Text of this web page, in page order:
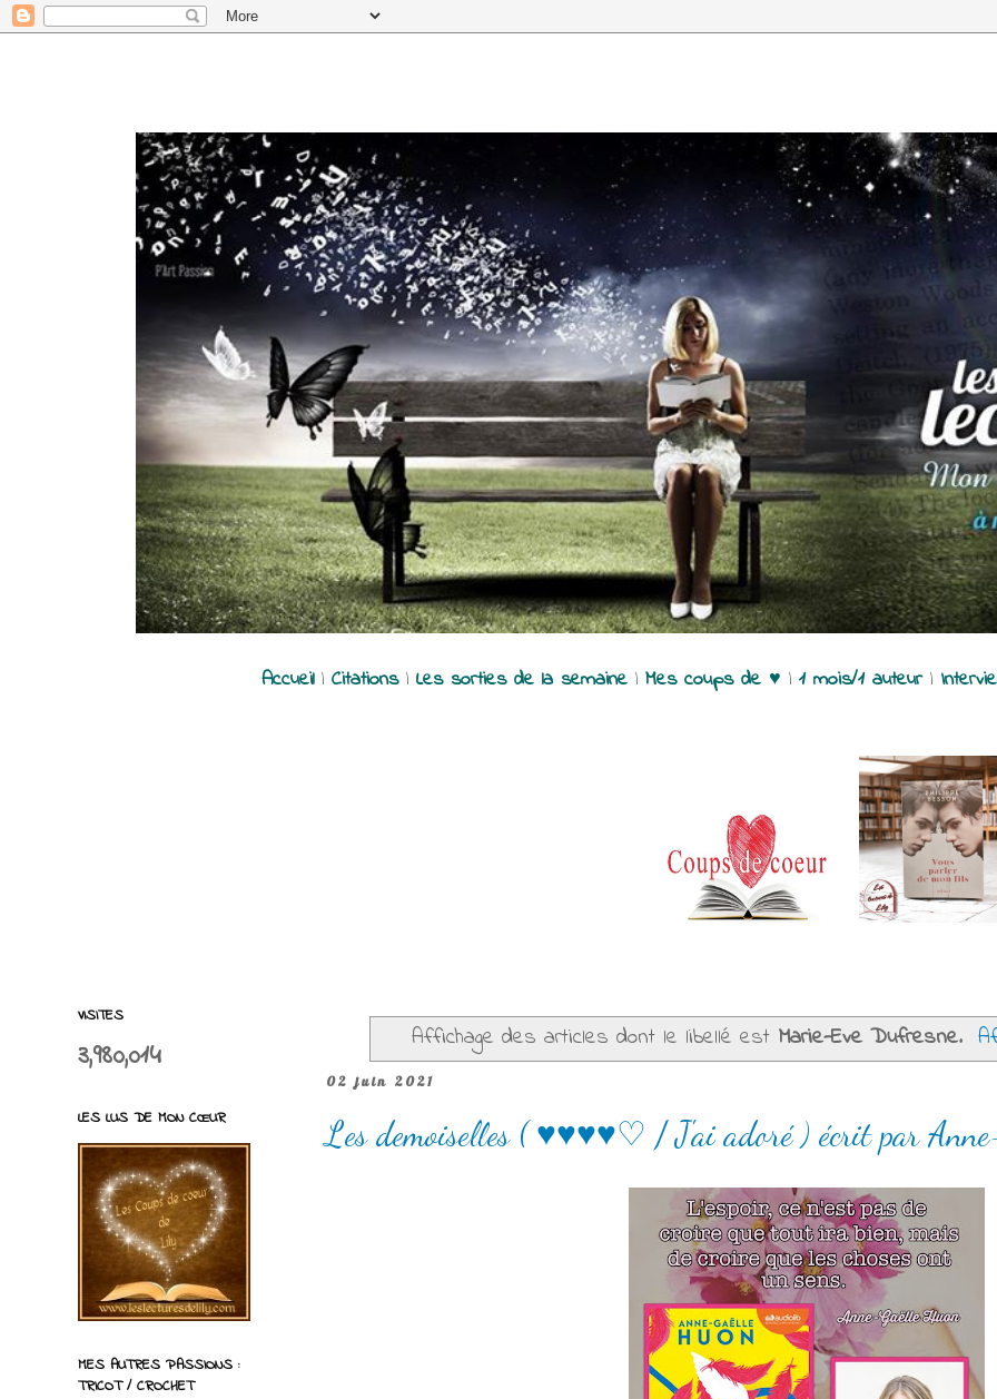
Accueil| Citations| Les sorties de la semaine| Mes coups de ♥ | 1 mois/1 auteur|
Affichage des articles dont le libellé est Marie-Eve Dufresne.
02 juin 2021
Les demoiselles ( ♥♥♥♥♡ / J'ai adoré ) écrit par
VISITES
3,980,014
LES LUS DE MON CŒUR
MES AUTRES PASSIONS :
TRICOT / CROCHET